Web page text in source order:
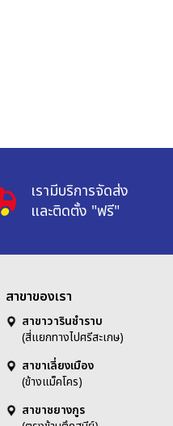
เรามีบริการจัดส่ง
และติดตั้ง "ฟรี"
สาขาของเรา
สาขาวารินชำราบ
(สี่แยกทางไปศรีสะเกษ)
สาขาเลี่ยงเมือง
(ข้างแม็คโคร)
สาขาชยางกูร